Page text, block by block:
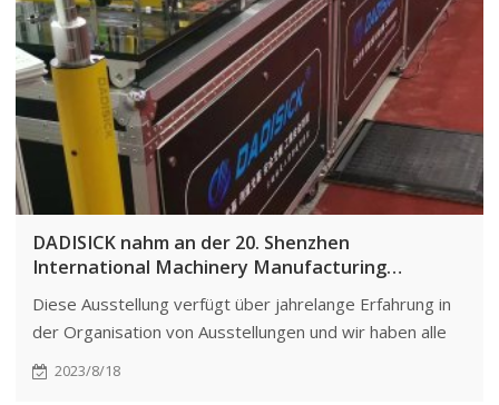
DADISICK nahm an der 20. Shenzhen
International Machinery Manufacturing
Diese Ausstellung verfügt über jahrelange Erfahrung in
der Organisation von Ausstellungen und wir haben alle
Anstrengungen unternommen, um die Teilnahme
2023/8/18